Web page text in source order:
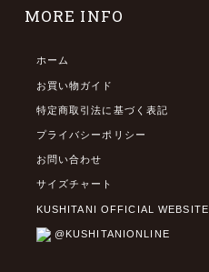
MORE INFO
ホーム
お買い物ガイド
特定商取引法に基づく表記
プライバシーポリシー
お問い合わせ
サイズチャート
KUSHITANI OFFICIAL WEBSITE
@KUSHITANIONLINE